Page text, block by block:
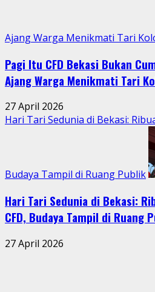
Ajang Warga Menikmati Tari
Pagi Itu CFD Bekasi Bukan
Ajang Warga Menikmati Tari
27 April 2026
Hari Tari Sedunia di Bekasi:
Budaya Tampil di Ruang Publik
Hari Tari Sedunia di Bekasi:
CFD, Budaya Tampil di Ruang
27 April 2026